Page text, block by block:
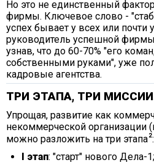
Но это не единственный
фирмы. Ключевое слово -
успех бывает у всех или почти
руководитель успешной
узнав, что до 60-70% "его
собственными руками", уже
кадровые агентства.
ТРИ ЭТАПА, ТРИ
Упрощая, развитие как
некоммерческой организации
можно разложить на три этапа :
I этап: "старт" нового Дела-1;